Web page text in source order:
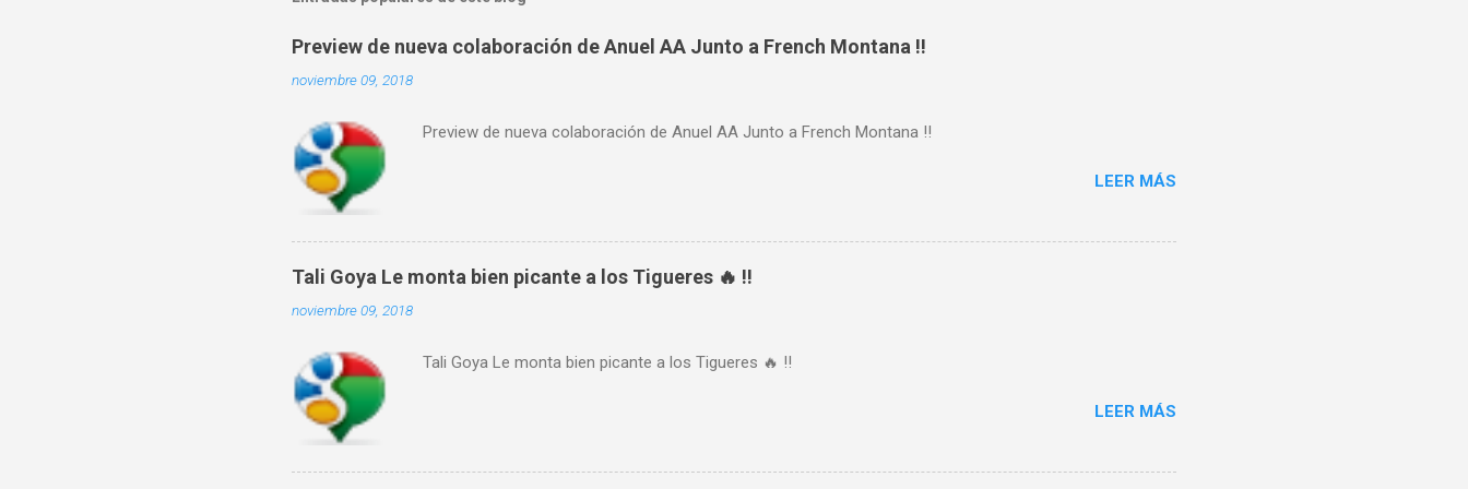
Preview de nueva colaboración de Anuel AA Junto a French Montana !!
noviembre 09, 2018
Preview de nueva colaboración de Anuel AA Junto a French Montana !!
LEER MÁS
Tali Goya Le monta bien picante a los Tigueres 🔥 !!
noviembre 09, 2018
Tali Goya Le monta bien picante a los Tigueres 🔥 !!
LEER MÁS